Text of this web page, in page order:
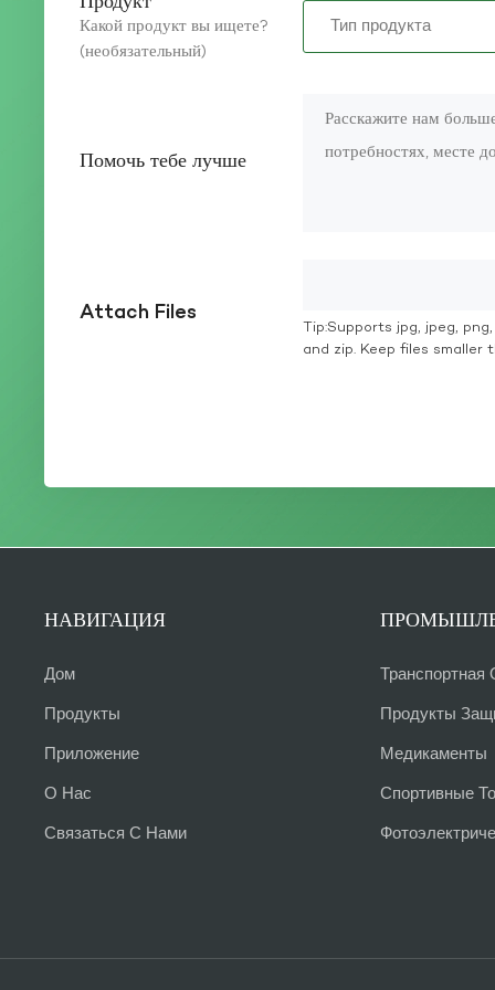
Какой продукт вы ищете?
(необязательный)
Помочь тебе лучше
Attach Files
Tip:Supports jpg, jpeg,
and zip. Keep files smaller
НАВИГАЦИЯ
Дом
Продукты
Приложение
О Нас
Связаться С Нами
Транспортная
Продукты
Медикаменты
Спортивные